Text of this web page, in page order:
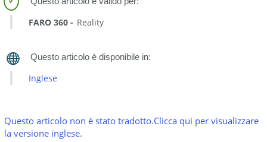
intestazioni
FARO 360 Reality
Inglese
Questo articolo non è stato tradotto.Clicca qui per visualizzare
la versione inglese.